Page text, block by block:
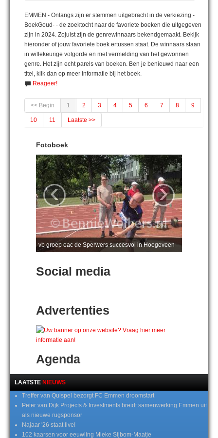
EMMEN - Onlangs zijn er stemmen uitgebracht in de verkiezing -
BoekGoud- - de zoektocht naar de favoriete boeken die uitgegeven
zijn in 2024. Zojuist zijn de genrewinnaars bekendgemaakt. Bekijk
hieronder of jouw favoriete boek ertussen staat. De winnaars staan
in willekeurige volgorde en met vermelding van het gewonnen
genre. Het zijn echt parels van boeken. Ben je benieuwd naar een
titel, klik dan op meer informatie bij het boek.
Reageer!
<< Begin 1 2 3 4 5 6 7 8 9
10 11 Laatste >>
Fotoboek
vb groep eac de Sperwers succesvol in Hoogeveen
‹ ›
Social media
Advertenties
Agenda
LAATSTE NIEUWS
Treffer van Quispel bezorgt FC Emmen droomstart
Peter van Dijk Projects & Investments breidt samenwerking Emmen uit
als nieuwe rugsponsor
Najaar '26 staat live!
102 kaarsen voor eeuwling Mieke Sijbom-Maatje